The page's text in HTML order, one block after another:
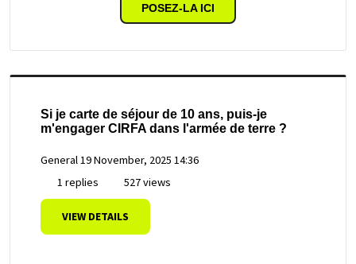
POSEZ-LA ICI
Si je carte de séjour de 10 ans, puis-je
m'engager CIRFA dans l'armée de terre ?
General19 November, 2025 14:36
1 replies
527 views
VIEW DETAILS